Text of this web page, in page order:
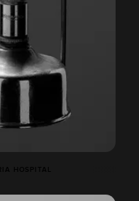
HOSPITAL